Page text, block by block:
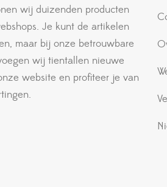
wij duizenden producten
Je kunt de artikelen
maar bij onze betrouwbare
wij tientallen nieuwe
website en profiteer je van